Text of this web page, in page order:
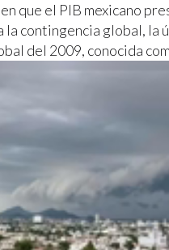
que el PIB mexicano
la contingencia global, la
del 2009, conocida